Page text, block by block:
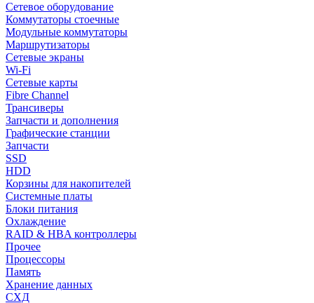
Сетевое оборудование
Коммутаторы стоечные
Модульные коммутаторы
Маршрутизаторы
Сетевые экраны
Wi-Fi
Сетевые карты
Fibre Channel
Трансиверы
Запчасти и дополнения
Графические станции
Запчасти
SSD
HDD
Корзины для накопителей
Системные платы
Блоки питания
Охлаждение
RAID & HBA контроллеры
Прочее
Процессоры
Память
Хранение данных
СХД